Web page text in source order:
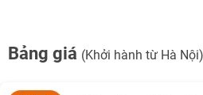
Bảng giá (Khởi hành từ Hà Nội)